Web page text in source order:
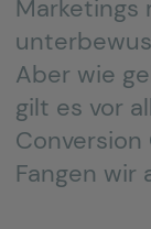
Marketings
Aber wie
gilt es vor
Fangen wir